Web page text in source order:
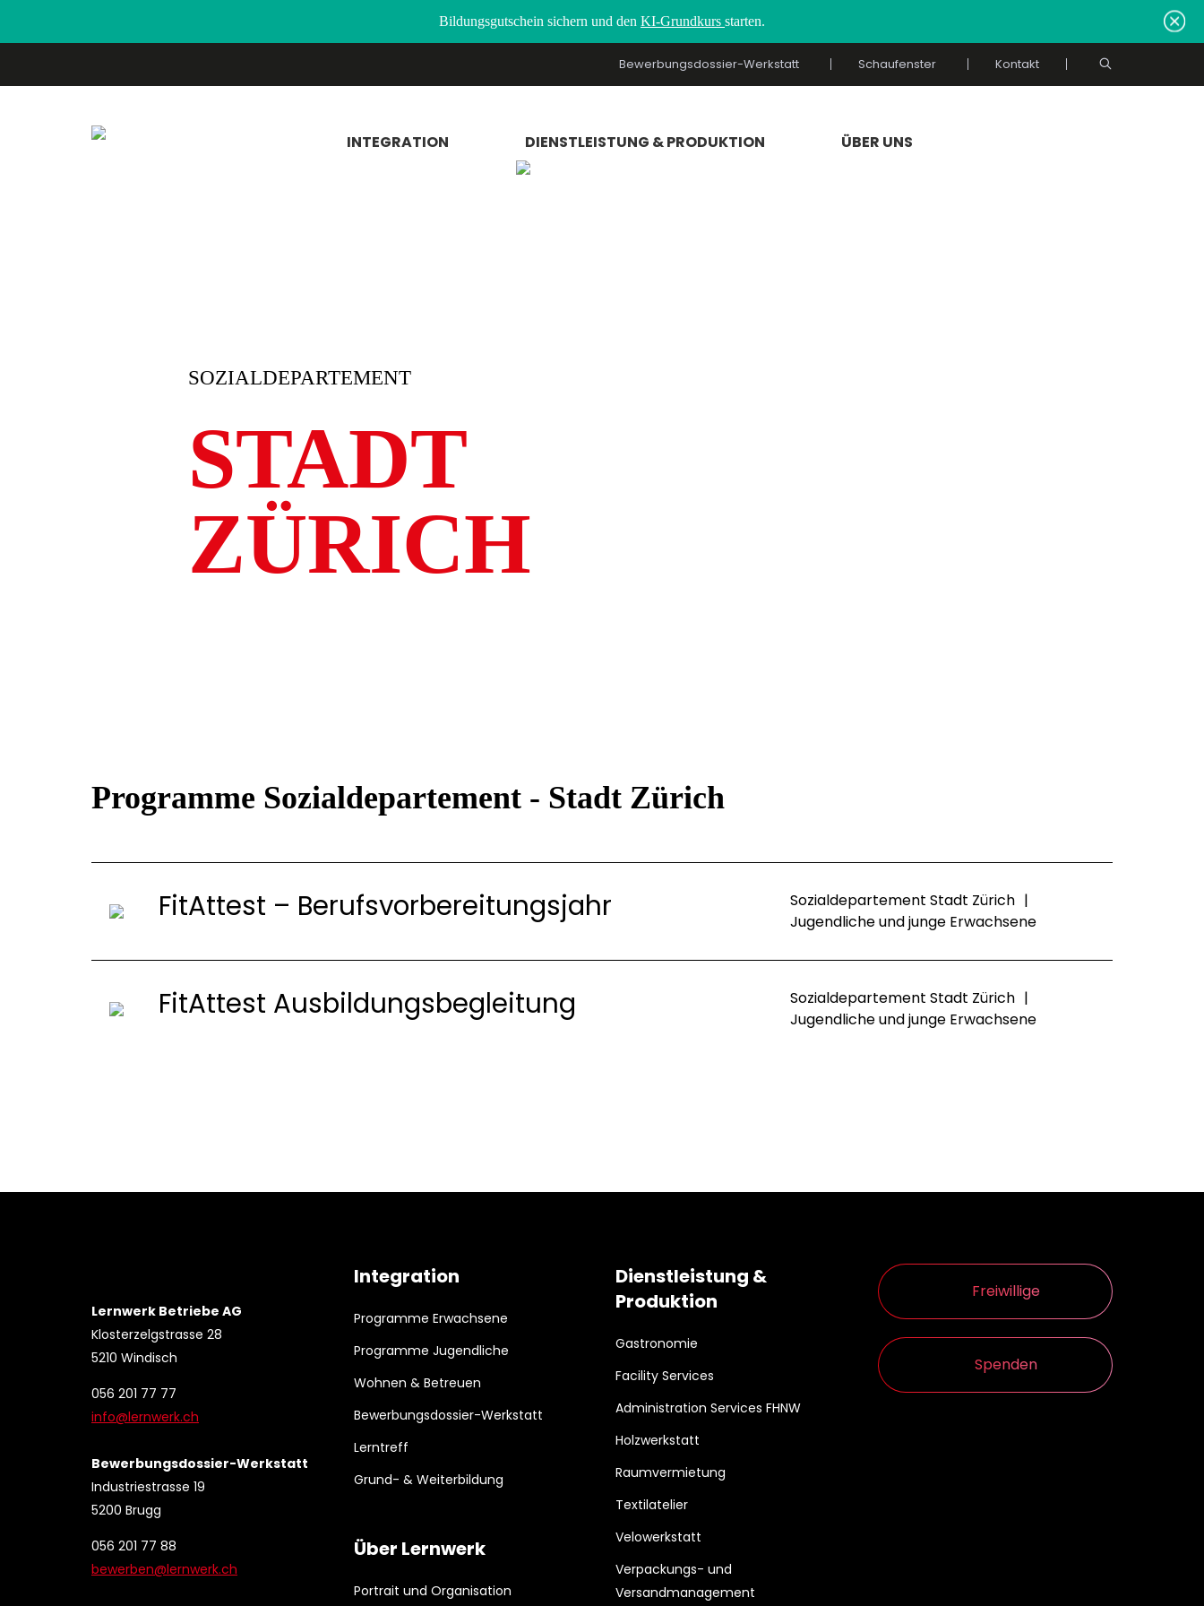
Bildungsgutschein sichern und den KI-Grundkurs starten.
Bewerbungsdossier-Werkstatt Schaufenster Kontakt
INTEGRATION DIENSTLEISTUNG & PRODUKTION ÜBER UNS
SOZIALDEPARTEMENT
STADT
ZÜRICH
Programme Sozialdepartement - Stadt Zürich
FitAttest – Berufsvorbereitungsjahr Sozialdepartement Stadt Zürich |
Jugendliche und junge Erwachsene
FitAttest Ausbildungsbegleitung Sozialdepartement Stadt Zürich |
Jugendliche und junge Erwachsene
Lernwerk Betriebe AG
Klosterzelgstrasse 28
5210 Windisch
056 201 77 77
info@lernwerk.ch
Bewerbungsdossier-Werkstatt
Industriestrasse 19
5200 Brugg
056 201 77 88
bewerben@lernwerk.ch
Integration
Programme Erwachsene
Programme Jugendliche
Wohnen & Betreuen
Bewerbungsdossier-Werkstatt
Lerntreff
Grund- & Weiterbildung
Über Lernwerk
Portrait und Organisation
Dienstleistung &
Produktion
Gastronomie
Facility Services
Administration Services FHNW
Holzwerkstatt
Raumvermietung
Textilatelier
Velowerkstatt
Verpackungs- und
Versandmanagement
Freiwillige
Spenden